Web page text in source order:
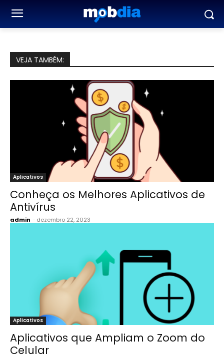
VEJA TAMBÉM:
Aplicativos
Conheça os Melhores Aplicativos de
Antivírus
admin - dezembro 22, 2023
Aplicativos
Aplicativos que Ampliam o Zoom do
Celular